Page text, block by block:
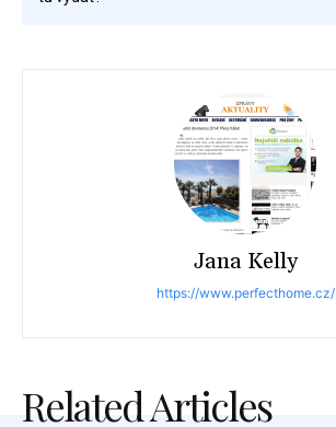
Jana Kelly
https://www.perfecthome.cz/
Related Articles